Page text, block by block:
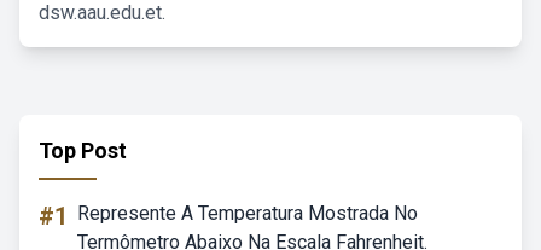
dsw.aau.edu.et.
Top Post
#1
Represente A Temperatura Mostrada No
Termômetro Abaixo Na Escala Fahrenheit.